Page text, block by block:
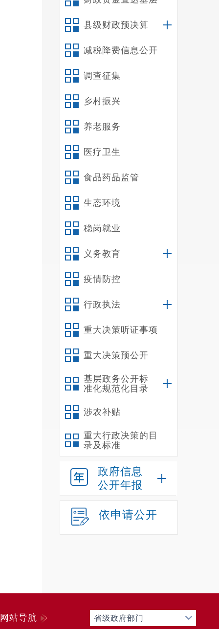
县级财政预决算
减税降费信息公开
调查征集
乡村振兴
养老服务
医疗卫生
食品药品监管
生态环境
稳岗就业
义务教育
疫情防控
行政执法
重大决策听证事项
重大决策预公开
基层政务公开标
准化规范化目录
涉农补贴
重大行政决策的目
录及标准
政府信息
公开年报
依申请公开
网站导航 省级政府部门